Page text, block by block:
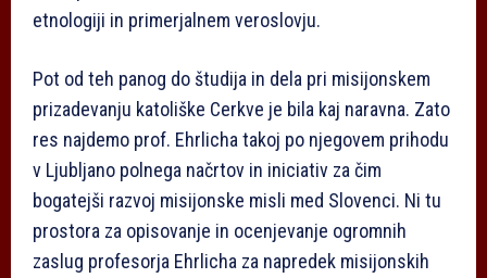
etnologiji in primerjalnem veroslovju.
Pot od teh panog do študija in dela pri misijonskem
prizadevanju katoliške Cerkve je bila kaj naravna. Zato
res najdemo prof. Ehrlicha takoj po njegovem prihodu
v Ljubljano polnega načrtov in iniciativ za čim
bogatejši razvoj misijonske misli med Slovenci. Ni tu
prostora za opisovanje in ocenjevanje ogromnih
zaslug profesorja Ehrlicha za napredek misijonskih